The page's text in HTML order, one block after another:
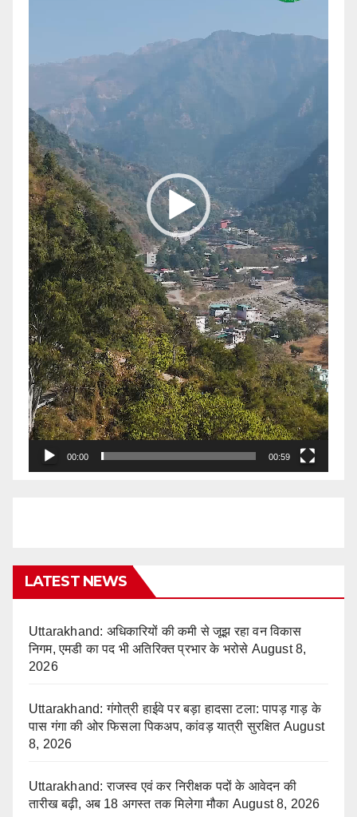
00:00 00:59
LATEST NEWS
Uttarakhand: अधिकारियों की कमी से जूझ रहा वन विकास
निगम, एमडी का पद भी अतिरिक्त प्रभार के भरोसे August 8,
2026
Uttarakhand: गंगोत्री हाईवे पर बड़ा हादसा टला: पापड़ गाड़ के
पास गंगा की ओर फिसला पिकअप, कांवड़ यात्री सुरक्षित August
8, 2026
Uttarakhand: राजस्व एवं कर निरीक्षक पदों के आवेदन की
तारीख बढ़ी, अब 18 अगस्त तक मिलेगा मौका August 8, 2026